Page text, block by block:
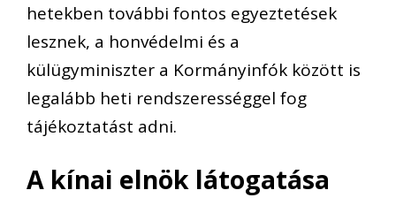
hetekben további fontos egyeztetések
lesznek, a honvédelmi és a
külügyminiszter a Kormányinfók között is
legalább heti rendszerességgel fog
tájékoztatást adni.
A kínai elnök látogatása